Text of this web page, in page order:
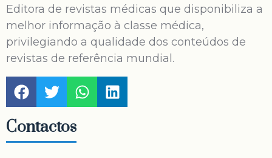
Editora de revistas médicas que disponibiliza a
melhor informação à classe médica,
privilegiando a qualidade dos conteúdos de
revistas de referência mundial.
Contactos